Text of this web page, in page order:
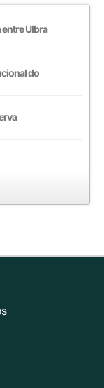
Ulbra
do